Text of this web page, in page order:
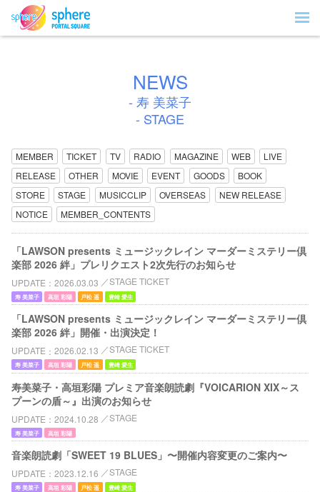
NEWS
- 寿 美菜子
- STAGE
MEMBER TICKET TV RADIO MAGAZINE WEB
LIVE
RELEASE
OTHER MOVIE EVENT GOODS
BOOK
STORE
STAGE MUSICCLIP OVERSEAS
NEW RELEASE
NOTICE
MEMBER_CONTENTS
「LAWSON presents ミュージックレイン マーダーミステリー倶
楽部 2026 絆」プレリクエスト2次先行のお知らせ
UPDATE 2026.03.03 STAGE TICKET
寿 美菜子 高垣 彩陽 戸松 遥 豊崎 愛生
「LAWSON presents ミュージックレイン マーダーミステリー倶
楽部 2026 絆」開催・出演決定！
UPDATE 2026.02.13 STAGE TICKET
寿 美菜子 高垣 彩陽 戸松 遥 豊崎 愛生
寿美菜子・高垣彩陽 プレミア音楽朗読劇『VOICARION XIX～ス
プーンの盾～』出演のお知らせ
UPDATE 2024.10.28 STAGE
寿 美菜子 高垣 彩陽
音楽朗読劇「SWEET 19 BLUES」〜開催内容変更のご案内〜
UPDATE 2023.12.16 STAGE
寿 美菜子 高垣 彩陽 戸松 遥 豊崎 愛生